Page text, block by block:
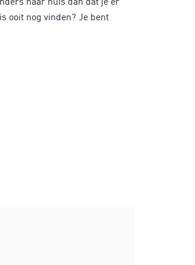
ooit nog vinden? Je bent